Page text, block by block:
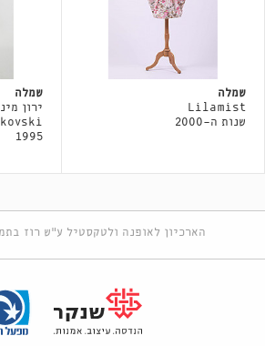
שמלה
Lilamist
שנות ה-2000
שמלה
ירון
1995
הארכיון לאופנה ולטקסטיל ע"ש רוז